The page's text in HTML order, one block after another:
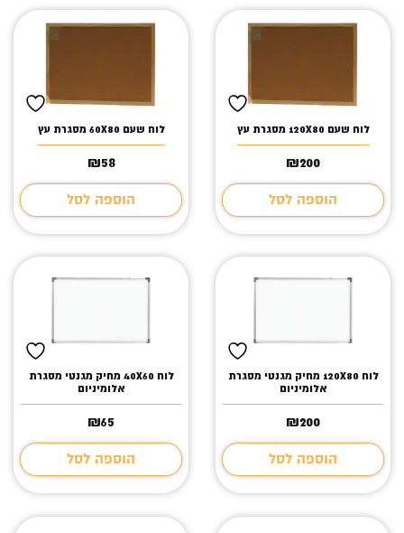
לוח שעם 120X80 מסגרת עץ
₪200
הוספה לסל
לוח שעם 60X80 מסגרת עץ
₪58
הוספה לסל
לוח 120X80 מחיק מגנטי מסגרת
אלומיניום
₪200
הוספה לסל
לוח 40X60 מחיק מגנטי מסגרת
אלומיניום
₪65
הוספה לסל